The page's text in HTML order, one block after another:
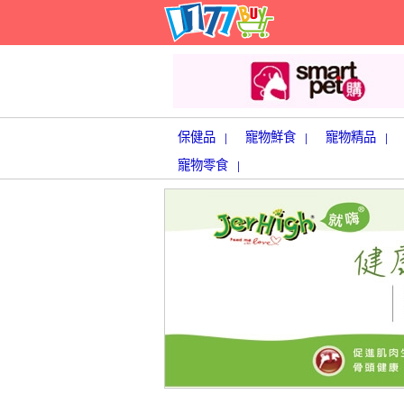
保健品 | 寵物鮮食 | 寵物精品 |
寵物零食 |